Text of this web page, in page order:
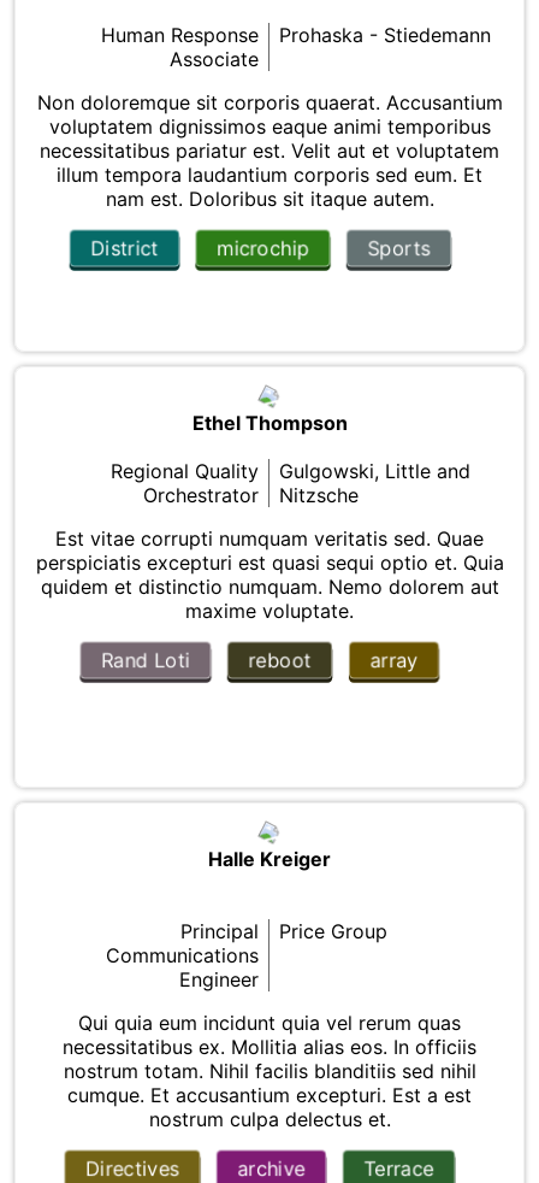
Human Response
Associate
Prohaska - Stiedemann
Non doloremque sit corporis quaerat. Accusantium
voluptatem dignissimos eaque animi temporibus
necessitatibus pariatur est. Velit aut et voluptatem
illum tempora laudantium corporis sed eum. Et
nam est. Doloribus sit itaque autem.
District microchip Sports
Ethel Thompson
Regional Quality
Orchestrator
Gulgowski, Little and
Nitzsche
Est vitae corrupti numquam veritatis sed. Quae
perspiciatis excepturi est quasi sequi optio et. Quia
quidem et distinctio numquam. Nemo dolorem aut
maxime voluptate.
Rand Loti reboot array
Halle Kreiger
Principal
Communications
Engineer
Price Group
Qui quia eum incidunt quia vel rerum quas
necessitatibus ex. Mollitia alias eos. In officiis
nostrum totam. Nihil facilis blanditiis sed nihil
cumque. Et accusantium excepturi. Est a est
nostrum culpa delectus et.
Directives archive Terrace